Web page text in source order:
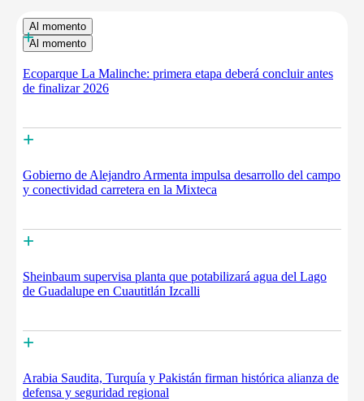
Al momento
Al momento
+
Ecoparque La Malinche: primera etapa deberá concluir antes
de finalizar 2026
+
Gobierno de Alejandro Armenta impulsa desarrollo del campo
y conectividad carretera en la Mixteca
+
Sheinbaum supervisa planta que potabilizará agua del Lago
de Guadalupe en Cuautitlán Izcalli
+
Arabia Saudita, Turquía y Pakistán firman histórica alianza de
defensa y seguridad regional